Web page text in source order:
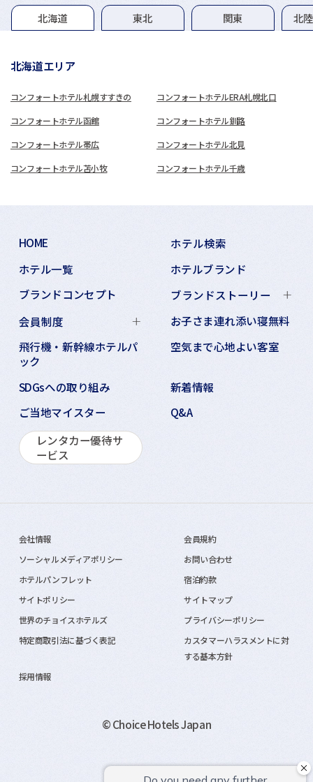
グループホテル一覧
北海道 東北 関東 北
北海道エリア
コンフォートホテル札幌すすきの コンフォートホテルERA札幌北口
コンフォートホテル函館 コンフォートホテル釧路
コンフォートホテル帯広 コンフォートホテル北見
コンフォートホテル苫小牧 コンフォートホテル千歳
HOME
ホテル検索
ホテル一覧
ホテルブランド
ブランドコンセプト
ブランドストーリー
会員制度
お子さま連れ添い寝無料
飛行機・新幹線ホテルパ
ック
空気まで心地よい客室
SDGsへの取り組み
新着情報
ご当地マイスター
Q&A
レンタカー優待サ
ービス
会社情報
会員規約
ソーシャルメディアポリシー
お問い合わせ
ホテルパンフレット
宿泊約款
サイトポリシー
サイトマップ
世界のチョイスホテルズ
プライバシーポリシー
特定商取引法に基づく表記
カスタマーハラスメントに対
する基本方針
採用情報
© Choice Hotels Japan